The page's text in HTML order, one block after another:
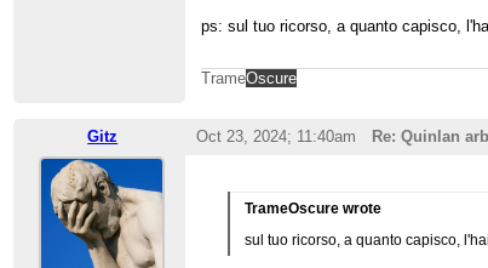
ps: sul tuo ricorso, a quanto capisco,
TrameOscure
Gitz Oct 23, 2024; 11:40am Re: Quinlan
TrameOscure wrote
sul tuo ricorso, a quanto capisco,